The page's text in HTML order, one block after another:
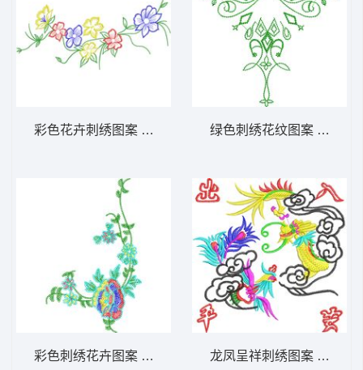
彩色花卉刺绣图案 免费大花系列1万针以上
彩色刺绣花卉图案 免费大花系列1万针以上
绿色刺绣花纹图案 免费大
龙凤呈祥刺绣图案 免费大